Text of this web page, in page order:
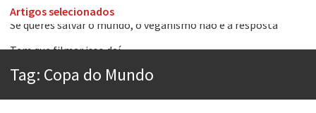
Artigos selecionados
Aprender a fracassar é o segredo do sucesso
Tag: Copa do Mundo